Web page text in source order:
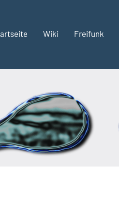
Wiki Freifunk